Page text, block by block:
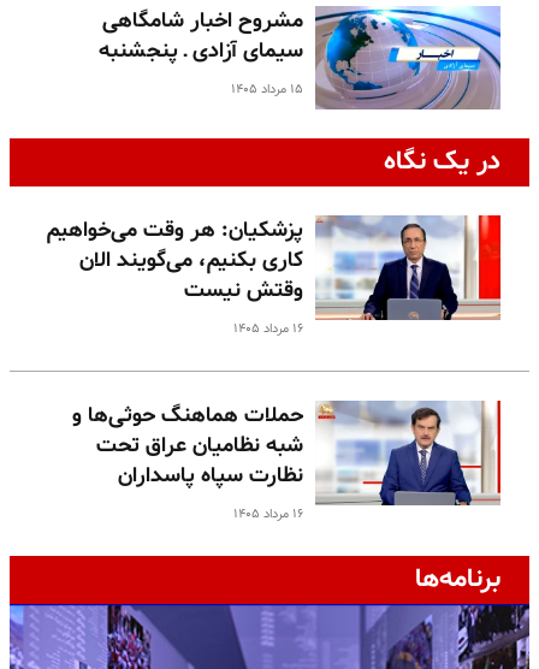
مشروح اخبار شامگاهی
سیمای آزادی ـ پنجشنبه
۱۵ مرداد ۱۴۰۵
در یک نگاه
پزشکیان: هر وقت می‌خواهیم
کاری بکنیم، می‌گویند الان
وقتش نیست
۱۶ مرداد ۱۴۰۵
حملات هماهنگ حوثی‌ها و
شبه نظامیان عراق تحت
نظارت سپاه پاسداران
۱۶ مرداد ۱۴۰۵
برنامه‌ها